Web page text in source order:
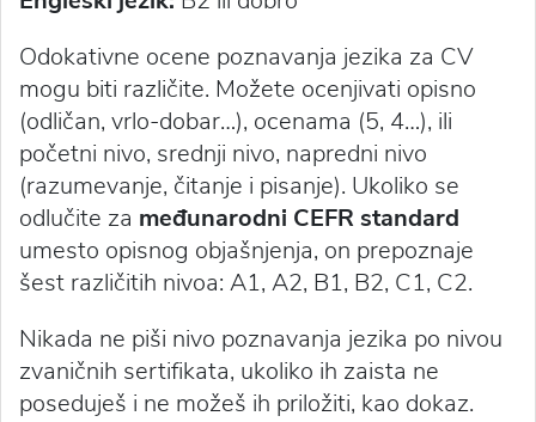
Odokativne ocene poznavanja jezika za CV
mogu biti različite. Možete ocenjivati opisno
(odličan, vrlo-dobar…), ocenama (5, 4…), ili
početni nivo, srednji nivo, napredni nivo
(razumevanje, čitanje i pisanje). Ukoliko se
odlučite za međunarodni CEFR standard
umesto opisnog objašnjenja, on prepoznaje
šest različitih nivoa: A1, A2, B1, B2, C1, C2.
Nikada ne piši nivo poznavanja jezika po nivou
zvaničnih sertifikata, ukoliko ih zaista ne
poseduješ i ne možeš ih priložiti, kao dokaz.